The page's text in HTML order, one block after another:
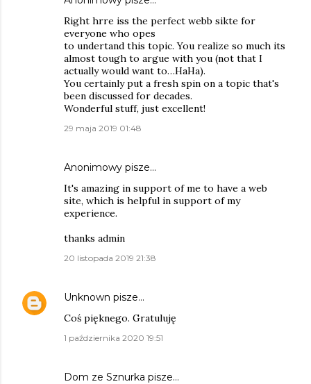
Right hrre iss the perfect webb sikte for
everyone who opes
to undertand this topic. You realize so much its
almost tough to argue with you (not that I
actually would want to…HaHa).
You certainly put a fresh spin on a topic that's
been discussed for decades.
Wonderful stuff, just excellent!
29 maja 2019 01:48
Anonimowy pisze…
It's amazing in support of me to have a web
site, which is helpful in support of my
experience.
thanks admin
20 listopada 2019 21:38
Unknown pisze…
Coś pięknego. Gratuluję
1 października 2020 19:51
Dom ze Sznurka pisze…